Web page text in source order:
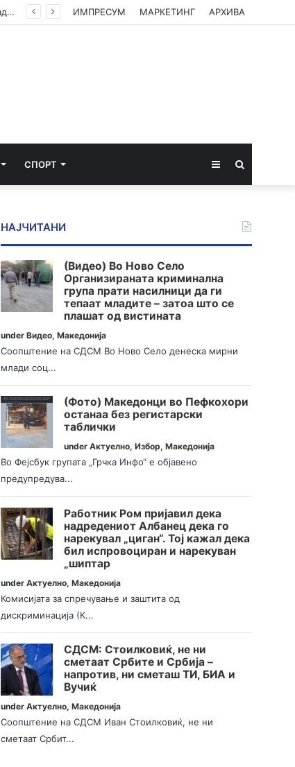
(Видео) Во Ново Село Организираната криминална група прати насилници да ги тепаат младите – затоа што се плашат од вистината ИМПРЕСУМ МАРКЕТИНГ АРХИВА
СПОРТ Sidebar
НАЈЧИТАНИ
(Видео) Во Ново Село
Организираната криминална
група прати насилници да ги
тепаат младите – затоа што се
плашат од вистината
underВидео,Македонија
Соопштение на СДСМ Во Ново Село денеска мирни
млади соц...
(Фото) Македонци во Пефкохори
останаа без регистарски
таблички
underАктуелно,Избор,Македонија
Во Фејсбук групата „Грчка Инфо“ е објавено
предупредува...
Работник Ром пријавил дека
надредениот Албанец дека го
нарекувал „циган“. Тој кажал дека
бил испровоциран и нарекуван
„шиптар
underАктуелно,Македонија
Комисијата за спречување и заштита од
дискриминација (К...
СДСМ: Стоилковиќ, не ни
сметаат Србите и Србија –
напротив, ни сметаш ТИ, БИА и
Вучиќ
underАктуелно,Македонија
Соопштение на СДСМ Иван Стоилковиќ, не ни
сметаат Србит...